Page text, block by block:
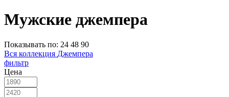
Мужские джемпера
Показывать по: 24 48 90
Вся коллекция Джемпера
фильтр
Цена